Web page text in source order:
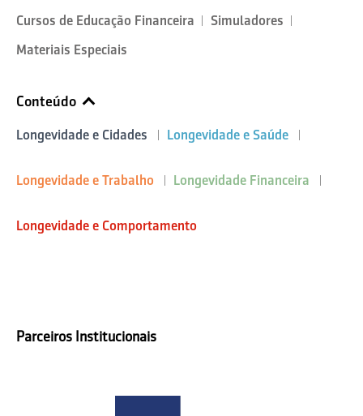
Cursos de Educação Financeira
Simuladores
Materiais Especiais
Conteúdo
Longevidade e Cidades Longevidade e Saúde
Longevidade e Trabalho Longevidade Financeira
Longevidade e Comportamento
Parceiros Institucionais